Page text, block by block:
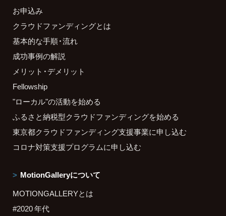
お申込み
クラウドファンディングとは
基本的な手順・流れ
成功事例の解説
メリット・デメリット
Fellowship
"ローカル"の活動を始める
ふるさと納税型クラウドファンディングを始める
東京都クラウドファンディング支援事業に申し込む
コロナ対策支援プログラムに申し込む
MotionGalleryについて
MOTIONGALLERYとは
#2020 年代